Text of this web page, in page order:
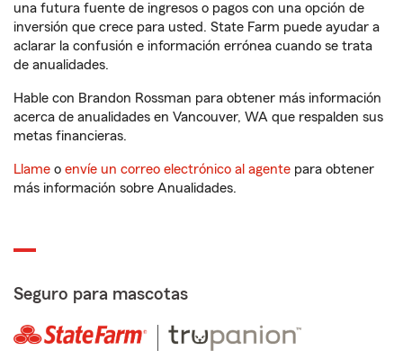
una futura fuente de ingresos o pagos con una opción de
inversión que crece para usted. State Farm puede ayudar a
aclarar la confusión e información errónea cuando se trata
de anualidades.
Hable con Brandon Rossman para obtener más información
acerca de anualidades en Vancouver, WA que respalden sus
metas financieras.
Llame o envíe un correo electrónico al agente para obtener
más información sobre Anualidades.
Seguro para mascotas